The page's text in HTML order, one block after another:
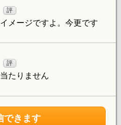
評
メージですよ。今更です
評
たりません
できます